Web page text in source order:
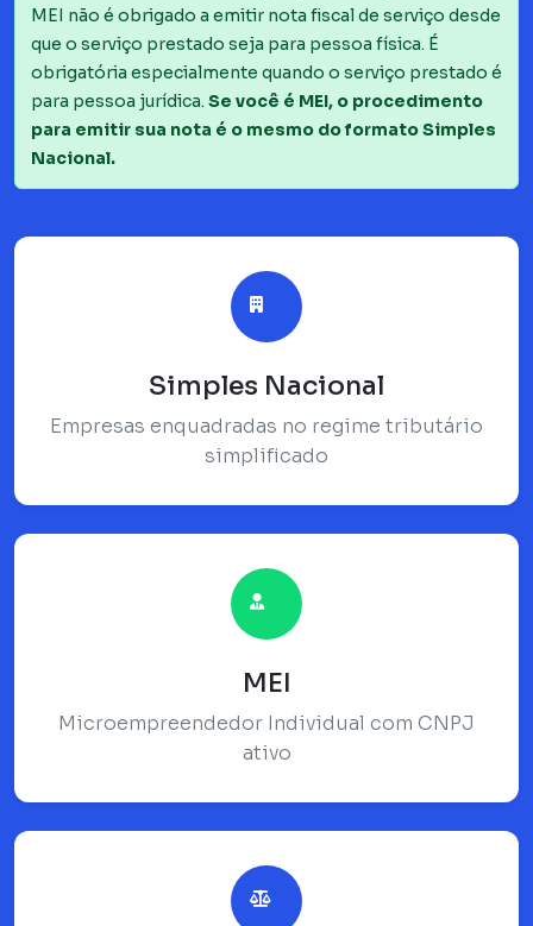
MEI não é obrigado a emitir nota fiscal de serviço desde
que o serviço prestado seja para pessoa física. É
obrigatória especialmente quando o serviço prestado é
para pessoa jurídica. Se você é MEI, o procedimento
para emitir sua nota é o mesmo do formato Simples
Nacional.
Simples Nacional
Empresas enquadradas no regime tributário
simplificado
MEI
Microempreendedor Individual com CNPJ
ativo